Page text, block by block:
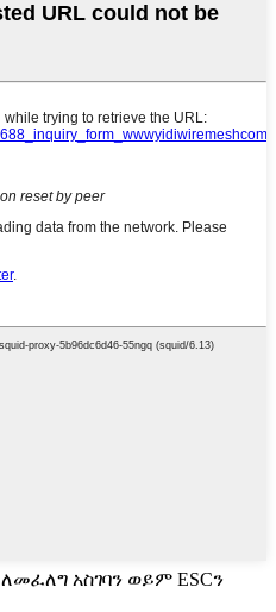
ለመፈለግ አስገባን ወይም ESCን